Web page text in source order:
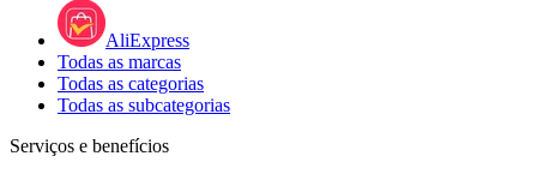
AliExpress
Todas as marcas
Todas as categorias
Todas as subcategorias
Serviços e benefícios